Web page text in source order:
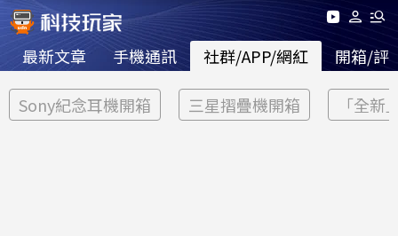
最新文章 手機通訊 社群/APP/網紅 開箱/評
Sony紀念耳機開箱 三星摺疊機開箱 「全新